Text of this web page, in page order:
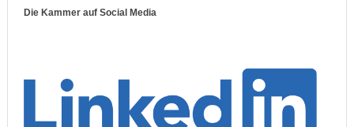
Die Kammer auf Social Media